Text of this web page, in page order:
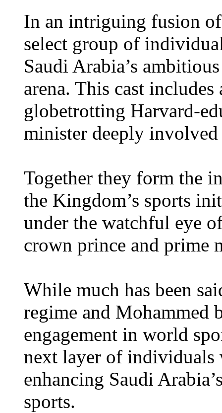
In an intriguing fusion
select group of
Saudi Arabia’s
arena. This cast includes
globetrotting Harvard-
minister deeply
Together they form the
the Kingdom’s sports
under the watchful eye
crown prince and prime
While much has been
regime and Mohammed
engagement in world
next layer of
enhancing Saudi
sports.